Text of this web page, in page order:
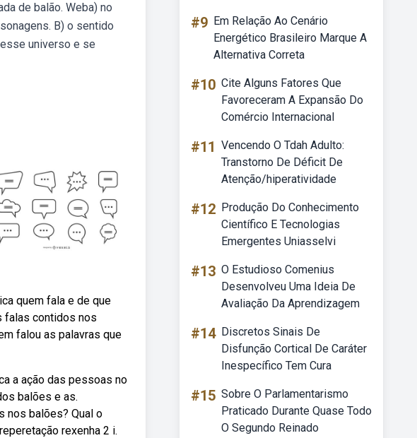
de balão. Weba) no
B) o sentido
universo e se
quem fala e de que
falas contidos nos
falou as palavras que
a ação das pessoas no
balões e as.
nos balões? Qual o
rexenha 2 i.
#9 Em Relação Ao Cenário
Energético Brasileiro Marque A
Alternativa Correta
#10 Cite Alguns Fatores Que
Favoreceram A Expansão Do
Comércio Internacional
#11 Vencendo O Tdah Adulto:
Transtorno De Déficit De
Atenção/hiperatividade
#12 Produção Do Conhecimento
Científico E Tecnologias
Emergentes Uniasselvi
#13 O Estudioso Comenius
Desenvolveu Uma Ideia De
Avaliação Da Aprendizagem
#14 Discretos Sinais De
Disfunção Cortical De Caráter
Inespecífico Tem Cura
#15 Sobre O Parlamentarismo
Praticado Durante Quase Todo
O Segundo Reinado